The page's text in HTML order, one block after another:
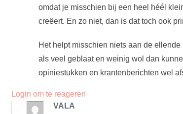
omdat je misschien bij een heel héél
creëert. En zo niet, dan is dat toch ook
Het helpt misschien niets aan de
als veel geblaat en weinig wol dan
opiniestukken en krantenberichten wel
Login om te reageren
VALA